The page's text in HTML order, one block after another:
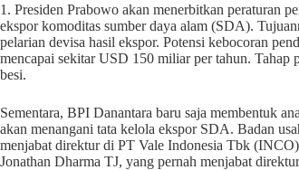
1. Presiden Prabowo akan menerbitkan peraturan
ekspor komoditas sumber daya alam (SDA).
pelarian devisa hasil ekspor. Potensi kebocoran
mencapai sekitar USD 150 miliar per tahun. Tahap
besi.
Sementara, BPI Danantara baru saja membentuk
akan menangani tata kelola ekspor SDA. Badan
menjabat direktur di PT Vale Indonesia Tbk
Jonathan Dharma TJ, yang pernah menjabat